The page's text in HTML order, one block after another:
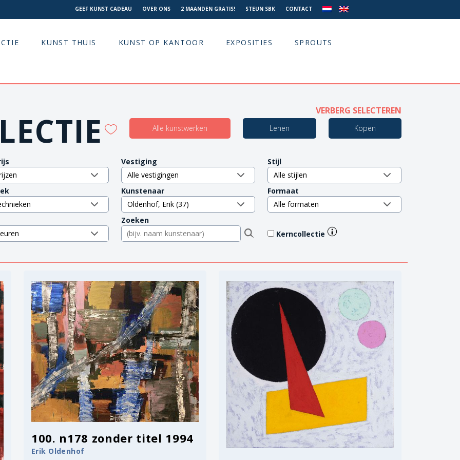
GEEF KUNST CADEAU OVER ONS 2 MAANDEN GRATIS! STEUN SBK CONTACT
KUNST THUIS KUNST OP KANTOOR EXPOSITIES SPROUTS
VERBERG SELECTEREN
Alle kunstwerken Lenen Kopen
Vestiging Stijl
Kunstenaar Formaat
Zoeken
Kerncollectie
100. n178 zonder titel 1994
Erik Oldenhof